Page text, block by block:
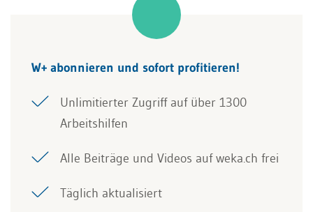
W+ abonnieren und sofort profitieren!
Unlimitierter Zugriff auf über 1300
Arbeitshilfen
Alle Beiträge und Videos auf weka.ch frei
Täglich aktualisiert